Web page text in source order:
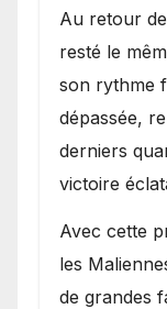
Au retour
resté le
son rythme
dépassée,
derniers
victoire
Avec cette
les
de grandes